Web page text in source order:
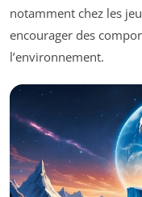
notamment chez les
encourager des
l’environnement.